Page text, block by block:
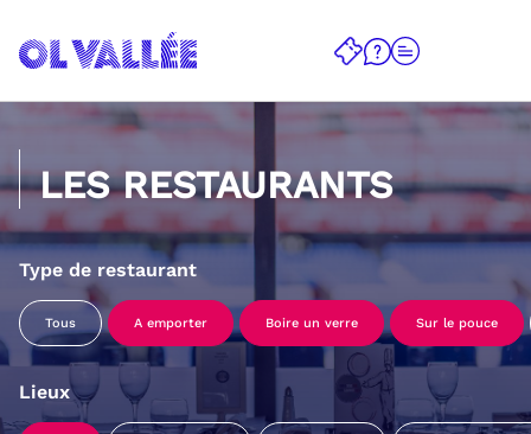
LES RESTAURANTS
Type de restaurant
Tous A emporter Boire un verre Sur le pouce
Lieux